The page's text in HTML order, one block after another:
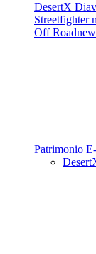
DesertX
Streetfighter
Off Roadnew
Patrimonio